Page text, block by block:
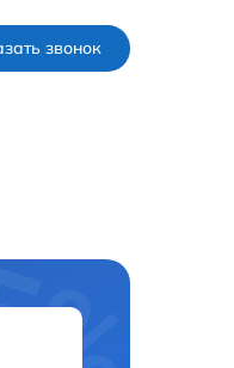
звонок